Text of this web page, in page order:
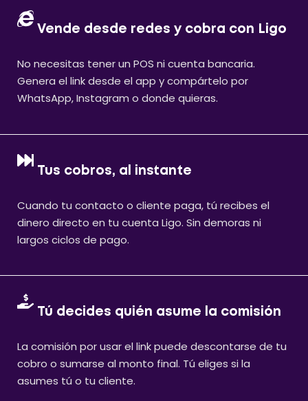
Vende desde redes y cobra con Ligo
No necesitas tener un POS ni cuenta bancaria.
Genera el link desde el app y compártelo por
WhatsApp, Instagram o donde quieras.
Tus cobros, al instante
Cuando tu contacto o cliente paga, tú recibes el
dinero directo en tu cuenta Ligo. Sin demoras ni
largos ciclos de pago.
Tú decides quién asume la comisión
La comisión por usar el link puede descontarse de tu
cobro o sumarse al monto final. Tú eliges si la
asumes tú o tu cliente.